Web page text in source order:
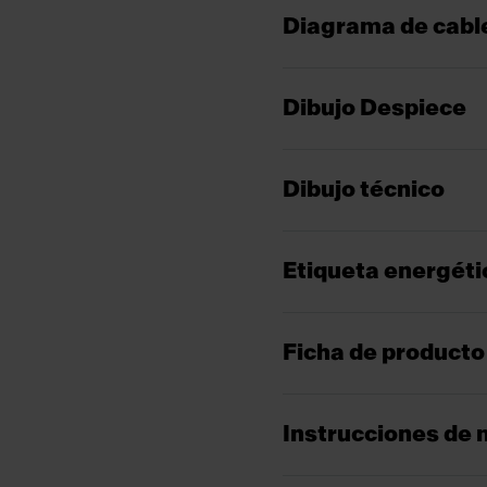
Diagrama de
Dibujo Despiece
Dibujo técnico
Etiqueta
Ficha de producto
Instrucciones de